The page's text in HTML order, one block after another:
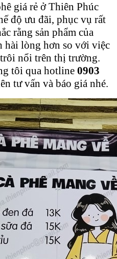
giá rẻ ở Thiên Phúc
độ ưu đãi, phục vụ rất
rằng sản phẩm của
hài lòng hơn so với việc
nổi trên thị trường.
tôi qua hotline 0903
tư vấn và báo giá nhé.